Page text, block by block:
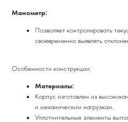
Манометр:
Позволяет контролировать
своевременно выявлять
Особенности конструкции:
Материалы:
Корпус изготовлен из
и механическим нагрузкам.
Уплотнительные элементы